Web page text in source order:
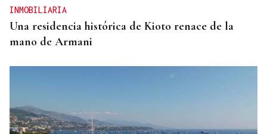
INMOBILIARIA
Una residencia histórica de Kioto renace de la
mano de Armani